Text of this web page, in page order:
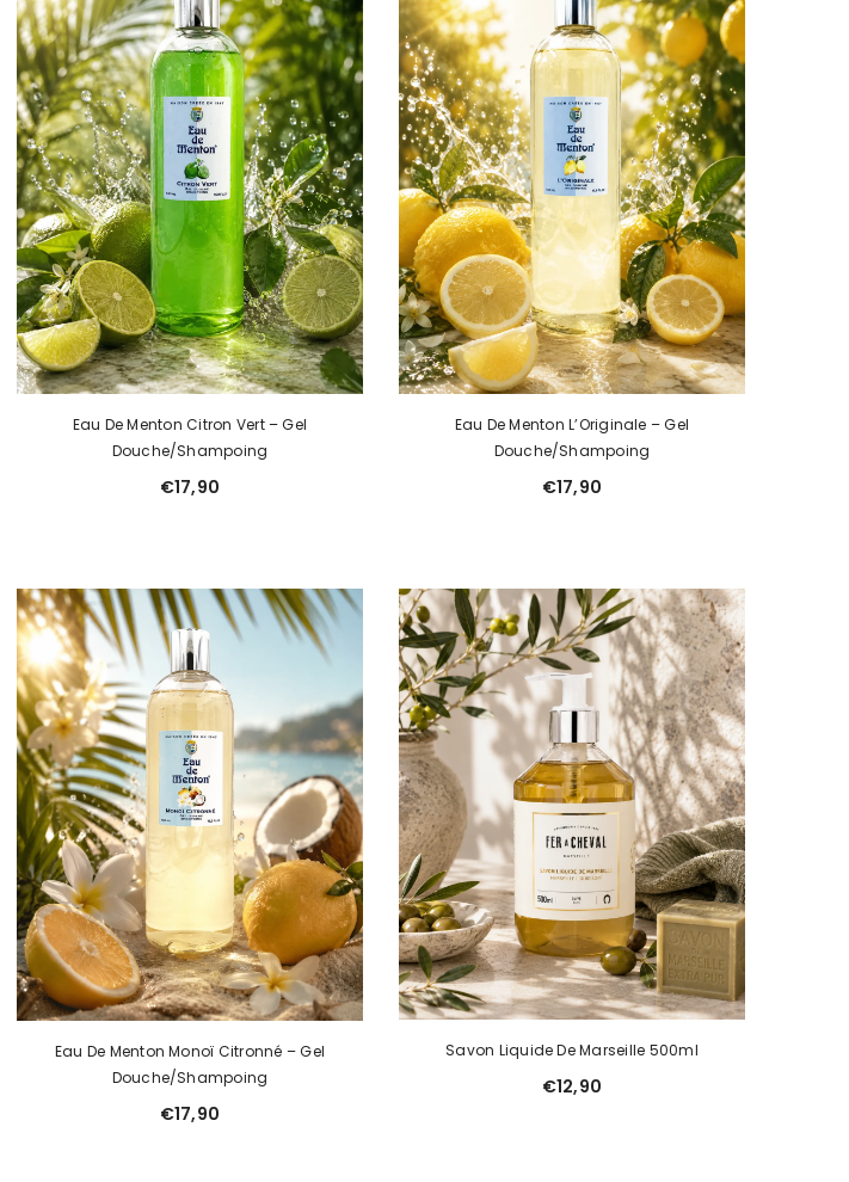
Eau De Menton Citron Vert – Gel
Douche/Shampoing
€17,90
Eau De Menton L’Originale – Gel
Douche/Shampoing
€17,90
Eau De Menton Monoï Citronné – Gel
Douche/Shampoing
€17,90
Savon Liquide De Marseille 500ml
€12,90